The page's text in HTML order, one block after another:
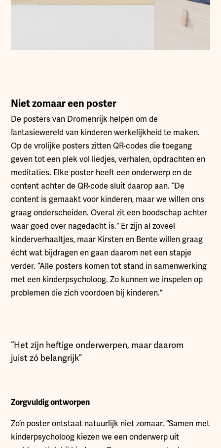
Niet zomaar een poster
De posters van Dromenrijk helpen om de
fantasiewereld van kinderen werkelijkheid te maken.
Op de vrolijke posters zitten QR-codes die toegang
geven tot een plek vol liedjes, verhalen, opdrachten en
meditaties. Elke poster heeft een onderwerp en de
content achter de QR-code sluit daarop aan. “De
content is gemaakt voor kinderen, maar we willen ons
graag onderscheiden. Overal zit een boodschap achter
waar goed over nagedacht is.” Er zijn al zoveel
kinderverhaaltjes, maar Kirsten en Bente willen graag
écht wat bijdragen en gaan daarom net een stapje
verder. “Alle posters komen tot stand in samenwerking
met een kinderpsycholoog. Zo kunnen we inspelen op
problemen die zich voordoen bij kinderen.”
“Het zijn heftige onderwerpen, maar daarom
juist zó belangrijk”
Zorgvuldig ontworpen
Zo’n poster ontstaat natuurlijk niet zomaar. “Samen met
kinderpsycholoog kiezen we een onderwerp uit